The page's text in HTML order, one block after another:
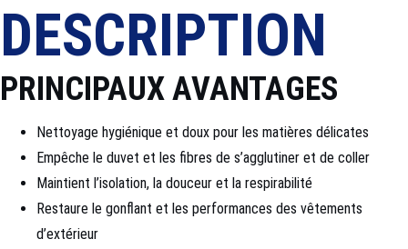
DESCRIPTION
PRINCIPAUX AVANTAGES
Nettoyage hygiénique et doux pour les matières délicates
Empêche le duvet et les fibres de s’agglutiner et de coller
Maintient l’isolation, la douceur et la respirabilité
Restaure le gonflant et les performances des vêtements
d’extérieur